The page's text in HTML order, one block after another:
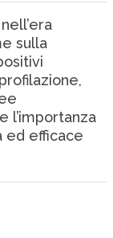
sulla
l’importanza
ed efficace